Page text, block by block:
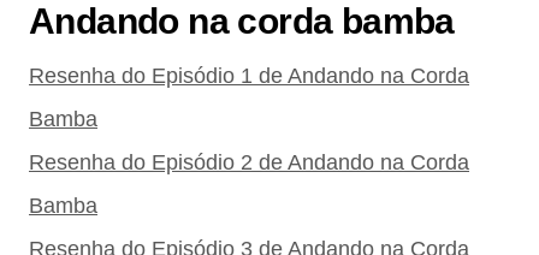
Andando na corda bamba
Resenha do Episódio 1 de Andando na Corda
Bamba
Resenha do Episódio 2 de Andando na Corda
Bamba
Resenha do Episódio 3 de Andando na Corda